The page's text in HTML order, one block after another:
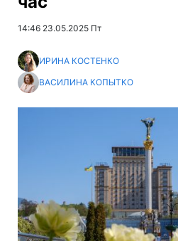
14:46 23.05.2025 Пт
ИРИНА КОСТЕНКО
ВАСИЛИНА КОПЫТКО